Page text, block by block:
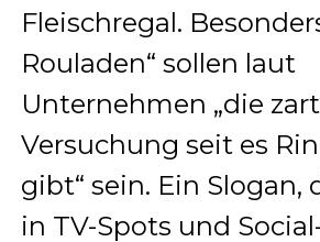
Fleischregal.
Rouladen“ sollen laut
Unternehmen „die
Versuchung seit es
gibt“ sein. Ein Slogan,
in TV-Spots und